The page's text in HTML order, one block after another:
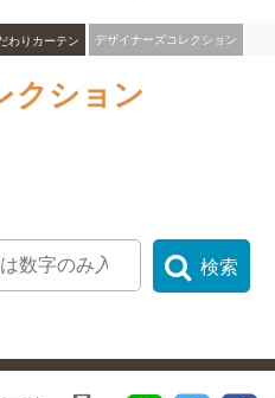
わりカーテン デザイナーズコレクション
クション
検索